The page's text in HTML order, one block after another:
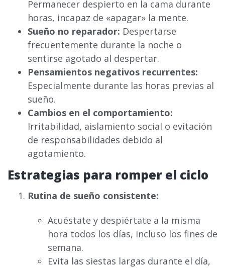
Permanecer despierto en la cama durante
horas, incapaz de «apagar» la mente.
Sueño no reparador: Despertarse
frecuentemente durante la noche o
sentirse agotado al despertar.
Pensamientos negativos recurrentes:
Especialmente durante las horas previas al
sueño.
Cambios en el comportamiento:
Irritabilidad, aislamiento social o evitación
de responsabilidades debido al
agotamiento.
Estrategias para romper el ciclo
Rutina de sueño consistente:
Acuéstate y despiértate a la misma
hora todos los días, incluso los fines de
semana.
Evita las siestas largas durante el día,